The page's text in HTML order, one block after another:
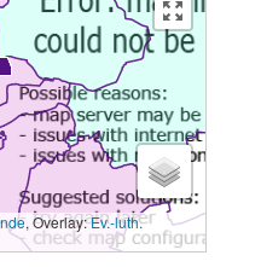
, Overlay:Ev.-luth.